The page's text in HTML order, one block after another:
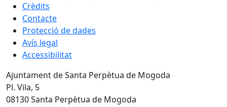
Crèdits
Contacte
Protecció de dades
Avís legal
Accessibilitat
Ajuntament de Santa Perpètua de Mogoda
Pl. Vila, 5
08130 Santa Perpètua de Mogoda